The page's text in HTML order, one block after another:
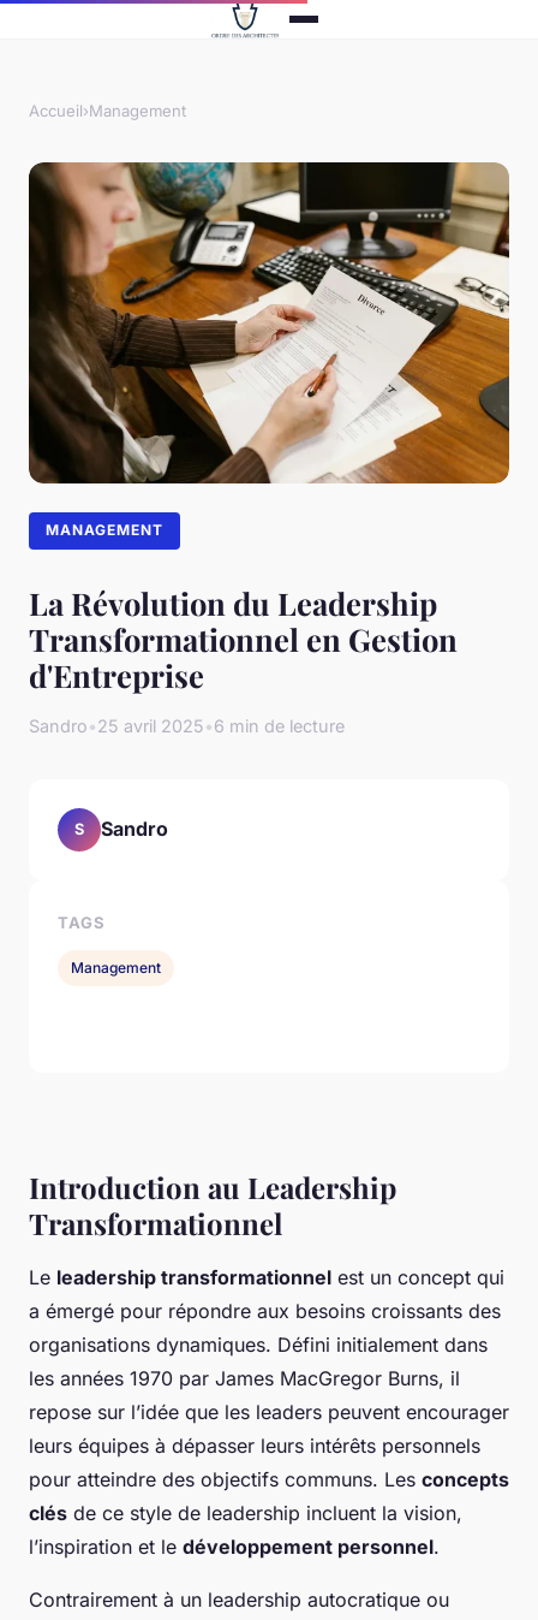
Accueil›Management
MANAGEMENT
La Révolution du Leadership
Transformationnel en Gestion
d'Entreprise
Sandro•25 avril 2025•6 min de lecture
Introduction au Leadership
Transformationnel
Le leadership transformationnel est un concept qui
a émergé pour répondre aux besoins croissants des
organisations dynamiques. Défini initialement dans
les années 1970 par James MacGregor Burns, il
repose sur l’idée que les leaders peuvent encourager
leurs équipes à dépasser leurs intérêts personnels
pour atteindre des objectifs communs. Les concepts
clés de ce style de leadership incluent la vision,
l’inspiration et le développement personnel.
Contrairement à un leadership autocratique ou
S Sandro
TAGS
Management